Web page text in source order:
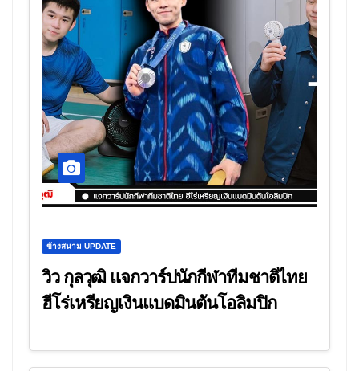
ข้างสนาม UPDATE
วิว กุลวุฒิ แจกวาร์ปนักกีฬาทีมชาติไทย
ฮีโร่เหรียญเงินแบดมินตันโอลิมปิก